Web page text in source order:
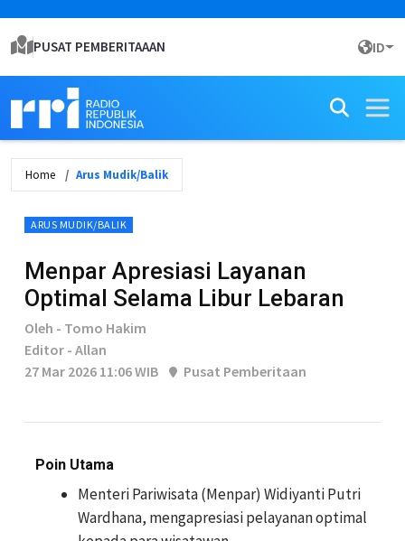
PUSAT PEMBERITAAAN ID
Home Arus Mudik/Balik
ARUS MUDIK/BALIK
Menpar Apresiasi Layanan
Optimal Selama Libur Lebaran
Oleh - Tomo Hakim
Editor - Allan
27 Mar 2026 11:06 WIB
Pusat Pemberitaan
Poin Utama
Menteri Pariwisata (Menpar) Widiyanti Putri
Wardhana, mengapresiasi pelayanan optimal